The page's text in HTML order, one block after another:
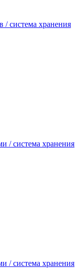
/ система хранения
/ система хранения
/ система хранения